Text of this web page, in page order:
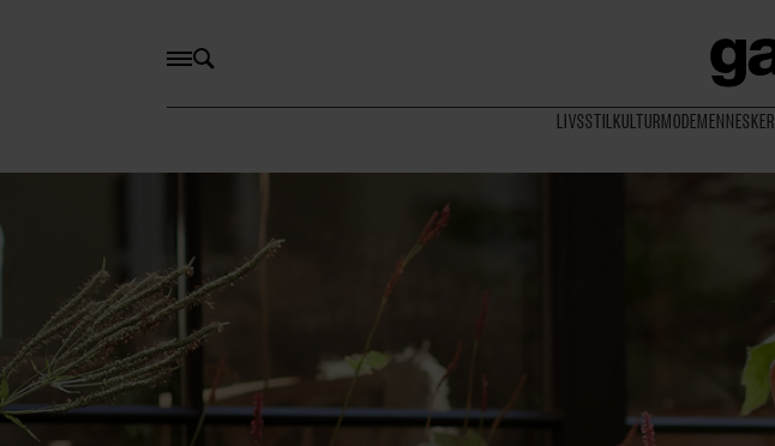
LIVSSTIL KULTURMODEMENNESKER